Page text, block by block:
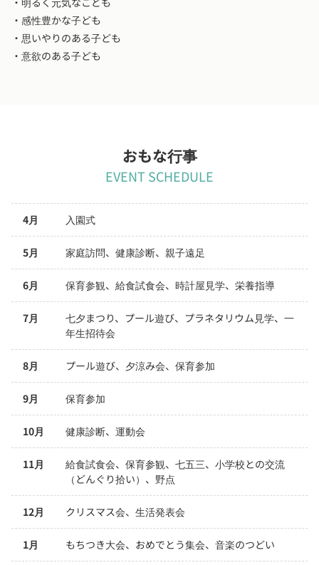
・感性豊かな子ども
・思いやりのある子ども
・意欲のある子ども
おもな行事
EVENT SCHEDULE
4月 入園式
5月 家庭訪問、健康診断、親子遠足
6月 保育参観、給食試食会、時計屋見学、栄養指導
7月
七夕まつり、プール遊び、プラネタリウム見学、一
年生招待会
8月 プール遊び、夕涼み会、保育参加
9月 保育参加
10月 健康診断、運動会
11月
給食試食会、保育参観、七五三、小学校との交流
（どんぐり拾い）、野点
12月 クリスマス会、生活発表会
1月 もちつき大会、おめでとう集会、音楽のつどい